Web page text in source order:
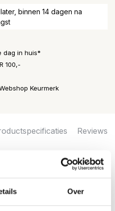
Over
binnen 14 dagen na
dag in huis*
100,-
Keurmerk
Reviews
van het Deense interieurmerk
kleuren. Afmeting